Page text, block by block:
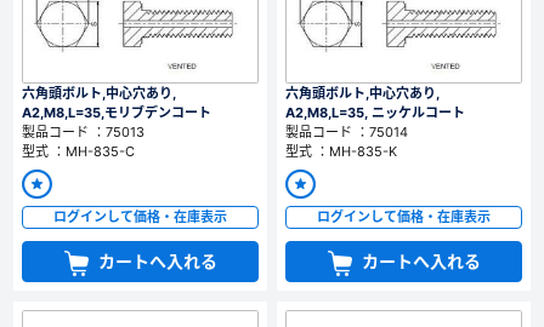
六角頭ボルト,中心穴あり,
A2,M8,L=35,モリブデンコート
製品コード ：75013
型式 ：MH-835-C
ログインして価格・在庫表示
カートへ入れる
六角頭ボルト,中心穴あり,
A2,M8,L=35, ニッケルコート
製品コード ：75014
型式 ：MH-835-K
ログインして価格・在庫表示
カートへ入れる